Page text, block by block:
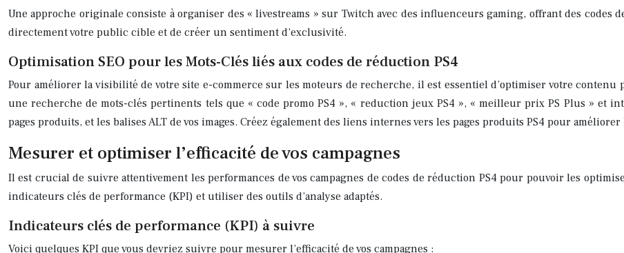
Une approche originale consiste à organiser des « livestreams » sur Twitch avec des influenceurs gaming, offrant des codes
directement votre public cible et de créer un sentiment d’exclusivité.
Optimisation SEO pour les Mots-Clés liés aux codes de réduction PS4
Pour améliorer la visibilité de votre site e-commerce sur les moteurs de recherche, il est essentiel d’optimiser votre contenu
une recherche de mots-clés pertinents tels que « code promo PS4 », « reduction jeux PS4 », « meilleur prix PS Plus » et
pages produits, et les balises ALT de vos images. Créez également des liens internes vers les pages produits PS4 pour
Mesurer et optimiser l’efficacité de vos campagnes
Il est crucial de suivre attentivement les performances de vos campagnes de codes de réduction PS4 pour pouvoir les
indicateurs clés de performance (KPI) et utiliser des outils d’analyse adaptés.
Indicateurs clés de performance (KPI) à suivre
Voici quelques KPI que vous devriez suivre pour mesurer l’efficacité de vos campagnes :